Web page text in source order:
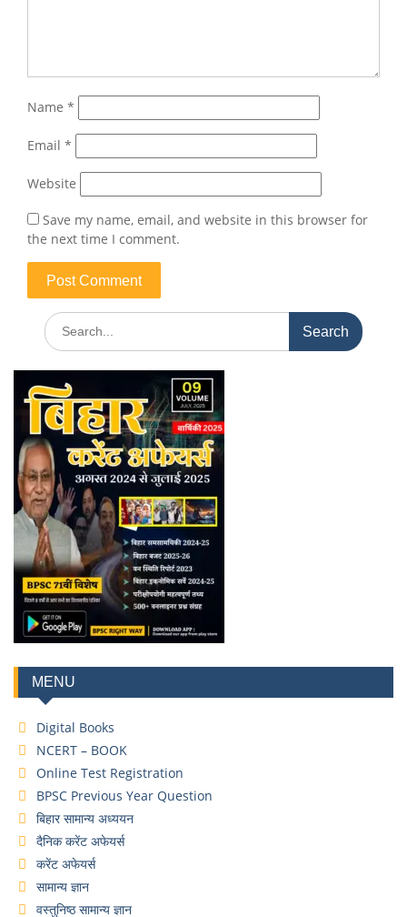
Name *
Email *
Website
Save my name, email, and website in this browser for
the next time I comment.
MENU
Digital Books
NCERT – BOOK
Online Test Registration
BPSC Previous Year Question
बिहार सामान्य अध्ययन
दैनिक करेंट अफेयर्स
करेंट अफेयर्स
सामान्य ज्ञान
वस्तुनिष्ठ सामान्य ज्ञान